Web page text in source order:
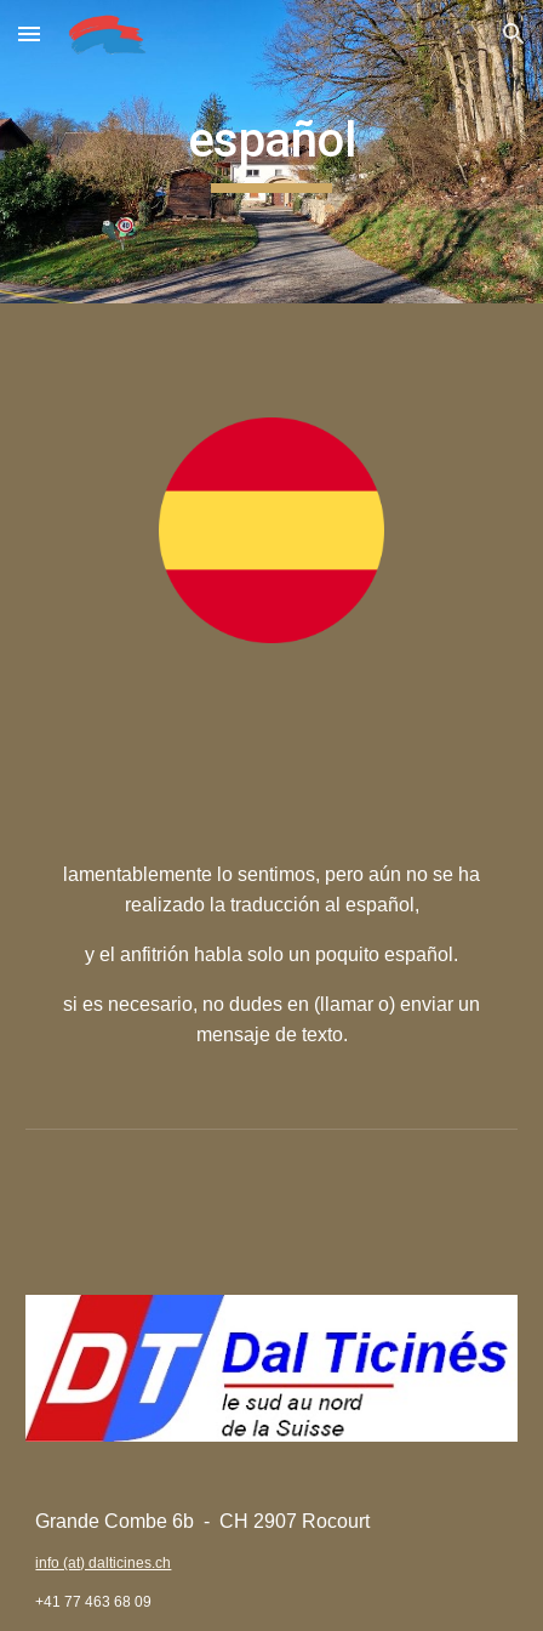
Skip to main content Skip to navigation
español
lamentablemente lo sentimos, pero aún no se ha
realizado la traducción al español,
y el anfitrión habla solo un poquito español.
si es necesario, no dudes en (llamar o) enviar un
mensaje de texto.
Grande Combe 6b - CH 2907 Rocourt
info (at) dalticines.ch
+41 77 463 68 09